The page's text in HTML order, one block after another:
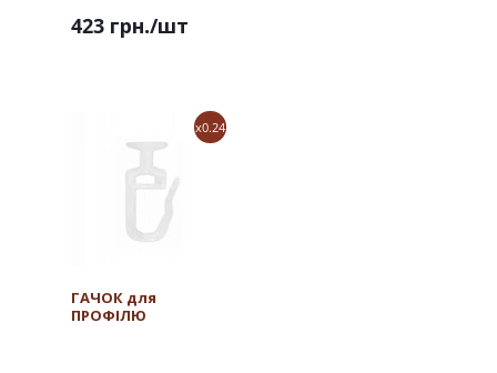
423 грн./шт
x0.24
ГАЧОК для
ПРОФІЛЮ